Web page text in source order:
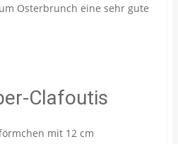
Osterbrunch eine sehr gute
Clafoutis
mit 12 cm